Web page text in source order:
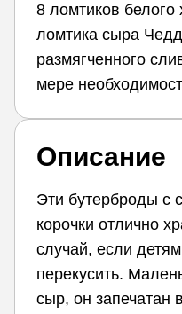
8 ломтиков
ломтика сыра
размягченного
мере
Описание
Эти бутерброды с
корочки отлично
случай, если
перекусить.
сыр, он запечатан